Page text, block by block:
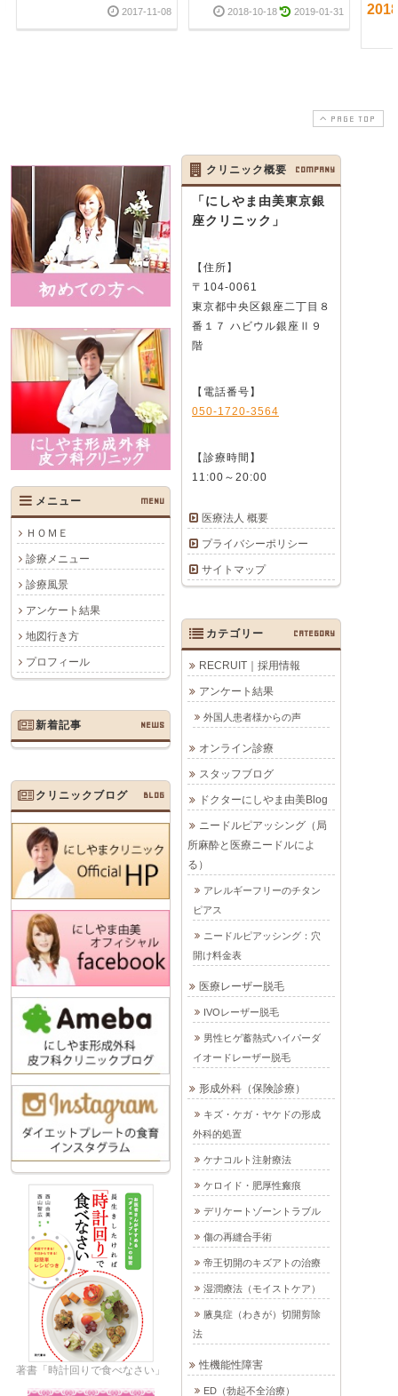
2017-11-08 2018-10-18 2019-01-31
PAGE TOP
メニュー MENU
ＨＯＭＥ
診療メニュー
診療風景
アンケート結果
地図行き方
プロフィール
クリニック概要 COMPANY
「にしやま由美東京銀
座クリニック」
【住所】
〒104-0061
東京都中央区銀座二丁目８
番１７ ハビウル銀座Ⅱ９
階
【電話番号】
050-1720-3564
【診療時間】
11:00～20:00
医療法人 概要
プライバシーポリシー
サイトマップ
カテゴリー CATEGORY
RECRUIT｜採用情報
アンケート結果
外国人患者様からの声
オンライン診療
スタッフブログ
ドクターにしやま由美Blog
ニードルピアッシング（局
所麻酔と医療ニードルによ
る）
アレルギーフリーのチタン
ピアス
ニードルピアッシング：穴
開け料金表
医療レーザー脱毛
IVOレーザー脱毛
男性ヒゲ蓄熱式ハイパーダ
イオードレーザー脱毛
形成外科（保険診療）
キズ・ケガ・ヤケドの形成
外科的処置
ケナコルト注射療法
ケロイド・肥厚性瘢痕
デリケートゾーントラブル
傷の再縫合手術
帝王切開のキズアトの治療
湿潤療法（モイストケア）
腋臭症（わきが）切開剪除
法
性機能性障害
ED（勃起不全治療）
新着記事 NEWS
クリニックブログ BLOG
著書「時計回りで食べなさい」